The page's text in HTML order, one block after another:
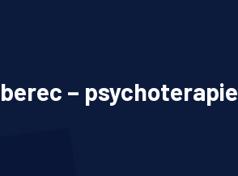
– psychoterapie